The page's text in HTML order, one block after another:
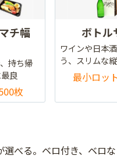
チ幅
持ち帰
良
枚
ボトル
ワインや日本
う、スリムな
最小ロッ
選べる。ベロ付き、ベロ